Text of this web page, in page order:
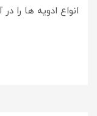
انواع ادویه ها را